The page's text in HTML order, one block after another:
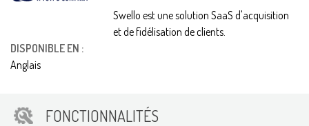
Swello est une solution SaaS d'acquisition
et de fidélisation de clients.
DISPONIBLE EN :
Anglais
FONCTIONNALITÉS